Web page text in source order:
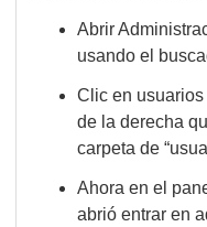
Abrir
usando el
Clic en usuarios
de la derecha
carpeta de
Ahora en el
abrió entrar en